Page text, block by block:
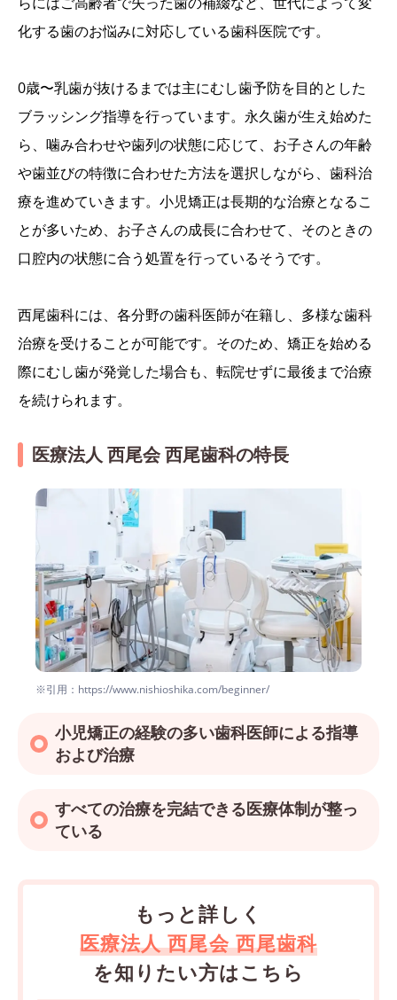
化する歯のお悩みに対応している歯科医院です。
0歳〜乳歯が抜けるまでは主にむし歯予防を目的とした
ブラッシング指導を行っています。永久歯が生え始めた
ら、噛み合わせや歯列の状態に応じて、お子さんの年齢
や歯並びの特徴に合わせた方法を選択しながら、歯科治
療を進めていきます。小児矯正は長期的な治療となるこ
とが多いため、お子さんの成長に合わせて、そのときの
口腔内の状態に合う処置を行っているそうです。
西尾歯科には、各分野の歯科医師が在籍し、多様な歯科
治療を受けることが可能です。そのため、矯正を始める
際にむし歯が発覚した場合も、転院せずに最後まで治療
を続けられます。
医療法人 西尾会 西尾歯科の特長
※引用：https://www.nishioshika.com/beginner/
小児矯正の経験の多い歯科医師による指導
および治療
すべての治療を完結できる医療体制が整っ
ている
もっと詳しく
医療法人 西尾会 西尾歯科
を知りたい方はこちら